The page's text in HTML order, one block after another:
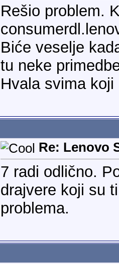
Rešio problem.
Biće veselje
tu neke
Hvala svima
Re: Lenovo
7 radi odlično.
drajvere koji su
problema.